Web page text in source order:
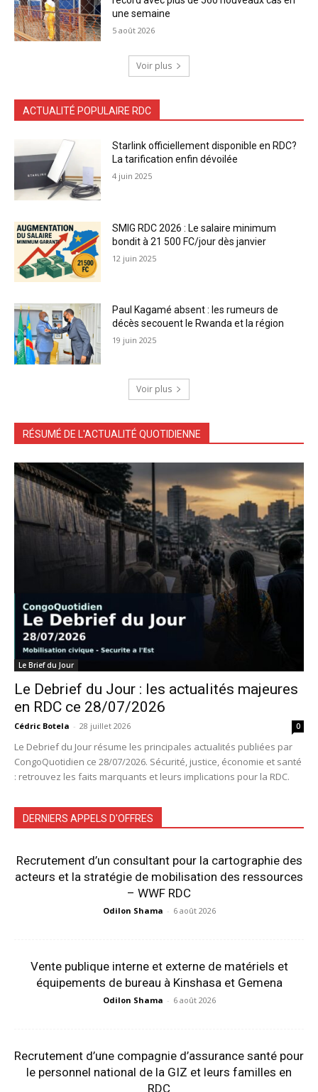
une semaine
5 août 2026
Voir plus
ACTUALITÉ POPULAIRE RDC
Starlink officiellement disponible en RDC?
La tarification enfin dévoilée
4 juin 2025
SMIG RDC 2026 : Le salaire minimum
bondit à 21 500 FC/jour dès janvier
12 juin 2025
Paul Kagamé absent : les rumeurs de
décès secouent le Rwanda et la région
19 juin 2025
Voir plus
RÉSUMÉ DE L'ACTUALITÉ QUOTIDIENNE
Le Brief du Jour
Le Debrief du Jour : les actualités majeures
en RDC ce 28/07/2026
Cédric Botela - 28 juillet 2026 0
Le Debrief du Jour résume les principales actualités publiées par
CongoQuotidien ce 28/07/2026. Sécurité, justice, économie et santé
: retrouvez les faits marquants et leurs implications pour la RDC.
DERNIERS APPELS D'OFFRES
Recrutement d’un consultant pour la cartographie des
acteurs et la stratégie de mobilisation des ressources
– WWF RDC
Odilon Shama - 6 août 2026
Vente publique interne et externe de matériels et
équipements de bureau à Kinshasa et Gemena
Odilon Shama - 6 août 2026
Recrutement d’une compagnie d’assurance santé pour
le personnel national de la GIZ et leurs familles en
RDC